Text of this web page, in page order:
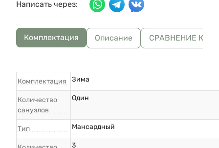
Написать через:
Комплектация Описание СРАВНЕНИЕ
Комплектация Зима
Количество
санузлов
Один
Тип Мансардный
3